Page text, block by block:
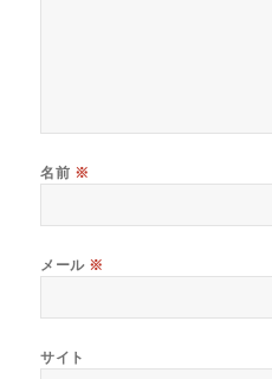
名前 ※
メール ※
サイト